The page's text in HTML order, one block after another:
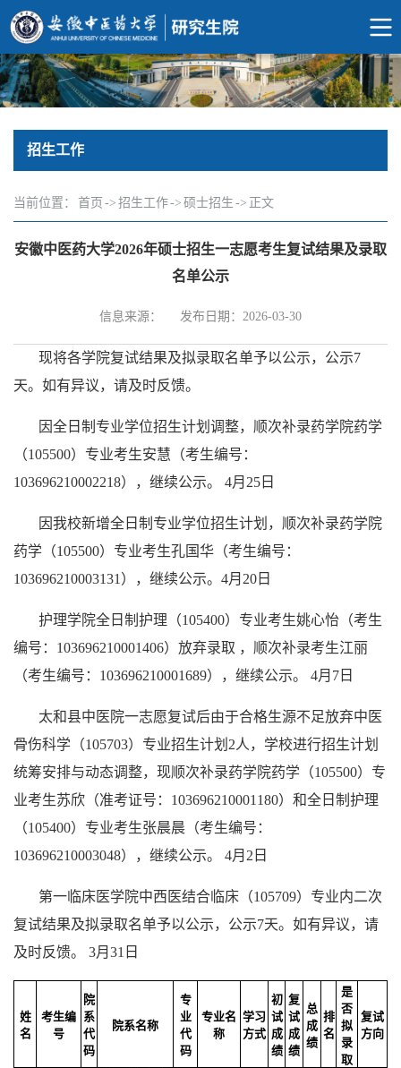
招生工作
当前位置： 首页 -> 招生工作-> 硕士招生 -> 正文
安徽中医药大学2026年硕士招生一志愿考生复试结果及录取
名单公示
信息来源： 发布日期：2026-03-30
现将各学院复试结果及拟录取名单予以公示，公示7
天。如有异议，请及时反馈。
因全日制专业学位招生计划调整，顺次补录药学院药学
（105500）专业考生安慧（考生编号：
103696210002218），继续公示。 4月25日
因我校新增全日制专业学位招生计划，顺次补录药学院
药学（105500）专业考生孔国华（考生编号：
103696210003131），继续公示。4月20日
护理学院全日制护理（105400）专业考生姚心怡 （考生
编号：103696210001406）放弃录取 ，顺次补录考生江丽
（考生编号：103696210001689），继续公示。 4月7日
太和县中医院一志愿复试后由于合格生源不足放弃中医
骨伤科学（105703）专业招生计划2人，学校进行招生计划
统筹安排与动态调整，现顺次补录药学院药学（105500）专
业考生苏欣（准考证号：103696210001180）和全日制护理
（105400）专业考生张晨晨（考生编号：
103696210003048），继续公示。 4月2日
第一临床医学院中西医结合临床（105709）专业内二次
复试结果及拟录取名单予以公示，公示7天。如有异议，请
及时反馈。 3月31日
姓
名
考生编
号
院
系
代
码
院系名称
专
业
代
码
专业名
称
学习
方式
初
试
成
绩
复
试
成
绩
总
成
绩
排
名
是
否
拟
录
取
复试
方向